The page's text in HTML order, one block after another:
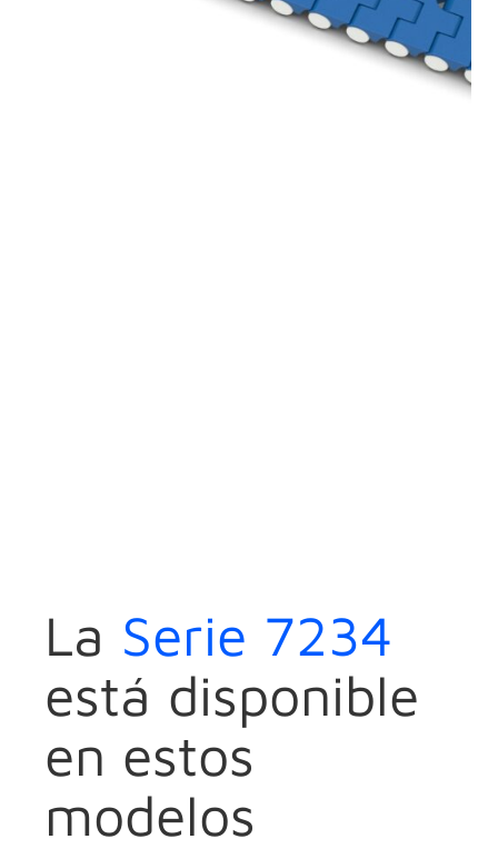
La Serie 7234
está disponible
en estos
modelos